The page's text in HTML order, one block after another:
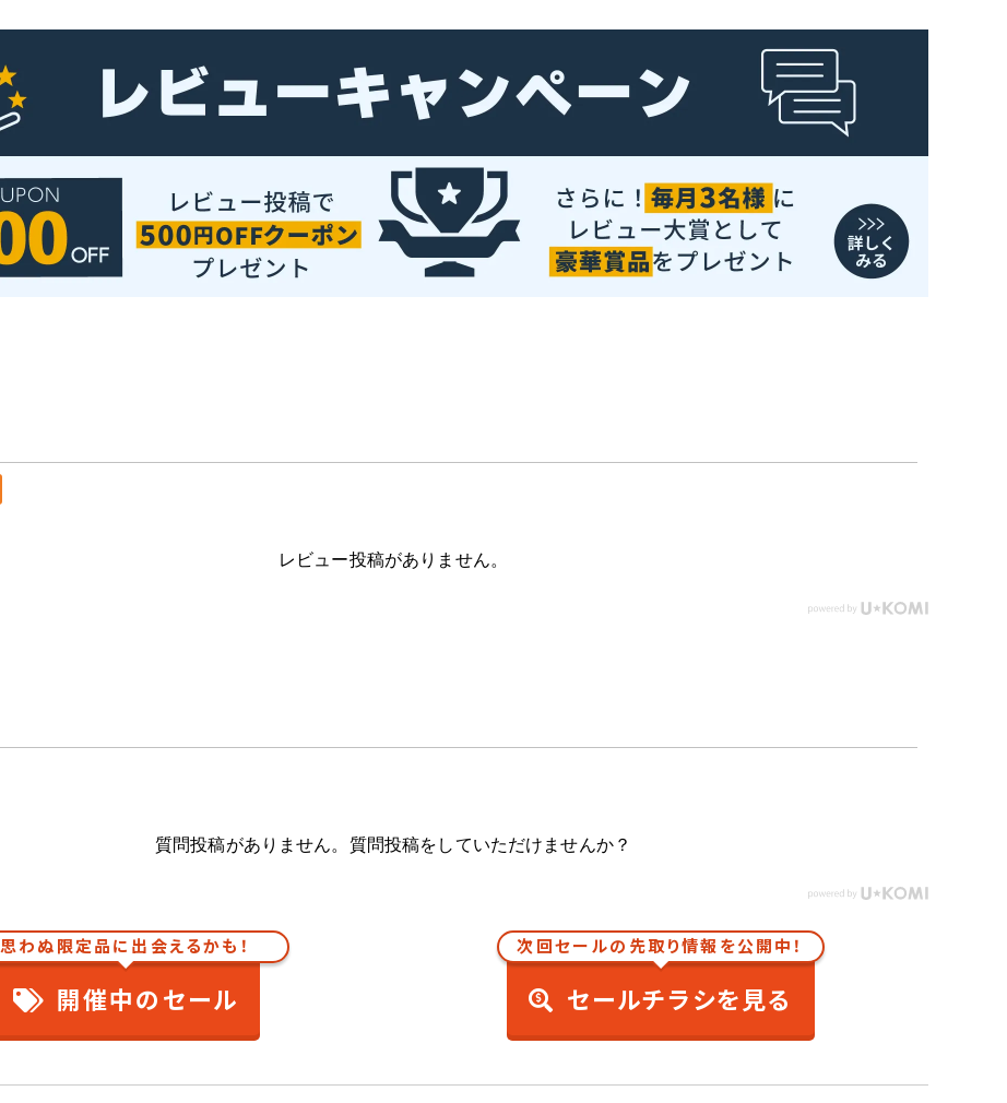
レビュー投稿がありません。
質問投稿がありません。質問投稿をしていただけませんか？
思わぬ限定品に出会えるかも！
開催中のセール
次回セールの先取り情報を公開中！
セールチラシを見る